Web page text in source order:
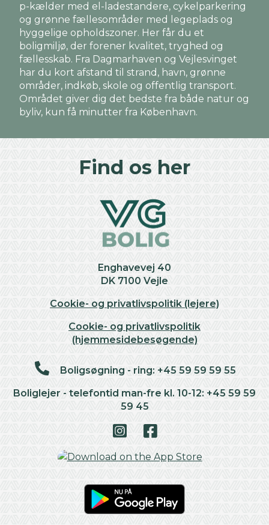
p-kælder med el-ladestandere, cykelparkering
og grønne fællesområder med legeplads og
hyggelige opholdszoner. Her får du et
boligmiljø, der forener kvalitet, tryghed og
fællesskab. Fra Dagmarhaven og Vejlesvinget
har du kort afstand til strand, havn, grønne
områder, indkøb, skole og offentlig transport.
Området giver dig det bedste fra både natur og
byliv, kun få minutter fra København.
Find os her
Enghavevej 40
DK 7100 Vejle
Cookie- og privatlivspolitik (lejere)
Cookie- og privatlivspolitik
(hjemmesidebesøgende)
Boligsøgning - ring: +45 59 59 59 55
Boliglejer - telefontid man-fre kl. 10-12: +45 59 59
59 45